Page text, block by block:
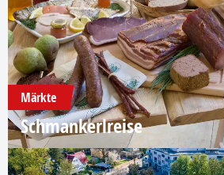
Märkte
Schmankerlreise